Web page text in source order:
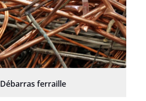
Débarras ferraille